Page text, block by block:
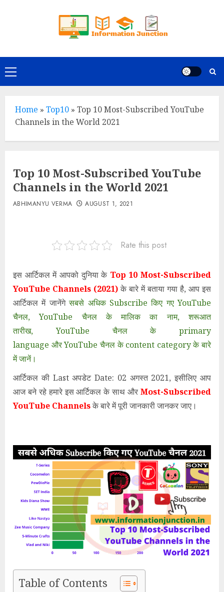
Primary
Menu
Home » Top10 » Top 10 Most-Subscribed YouTube
Channels in the World 2021
Top 10 Most-Subscribed YouTube
Channels in the World 2021
ABHIMANYU VERMA AUGUST 1, 2021
Rate this post
इस आर्टिकल में आपको दुनिया के Top 10 Most-Subscribed
YouTube Channels (2021) के बारे में बताया गया है, आप इस
आर्टिकल में जानेंगेसबसे अधिक Subscribe किए गए YouTube
चैनल, YouTube चैनल के मालिक का नाम, शरूआत
तारीख,YouTube चैनलके primary
language और YouTube चैनलकेcontent category के बारे
में जानें।
आर्टिकल की Last अपडेट Date: 02 अगस्त 2021, इसीलिए आप
आज बने रहे हमारे इस आर्टिकल के साथ और Most-Subscribed
YouTube Channelsके बारे में पूरी जानकारी जानकर जाए।
Table of Contents